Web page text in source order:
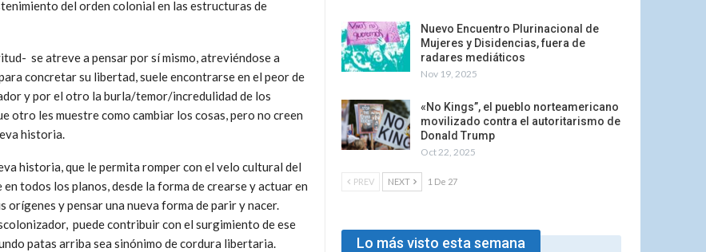
del orden colonial en las estructuras de
se atreve a pensar por sí mismo, atreviéndose a
concretar su libertad, suele encontrarse en el peor de
y por el otro la burla/temor/incredulidad de los
otro les muestre como cambiar los cosas, pero no creen
historia.
historia, que le permita romper con el velo cultural del
todos los planos, desde la forma de crearse y actuar en
y pensar una nueva forma de parir y nacer.
puede contribuir con el surgimiento de ese
patas arriba sea sinónimo de cordura libertaria.
Nuevo Encuentro Plurinacional de
Mujeres y Disidencias, fuera de
radares mediáticos
Nov 19, 2025
«No Kings”, el pueblo norteamericano
movilizado contra el autoritarismo de
Donald Trump
Oct 22, 2025
PREV NEXT 1 De 27
Lo más visto esta semana